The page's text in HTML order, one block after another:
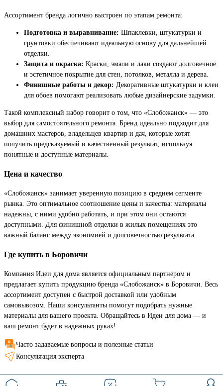
Ассортимент бренда логично выстроен по этапам ремонта:
Подготовка и выравнивание: Шпаклевки, штукатурки и
грунтовки обеспечивают идеальную основу для дальнейшей
отделки.
Защита и окраска: Краски, эмали и лаки создают долговечное
и эстетичное покрытие для стен, потолков, металла и дерева.
Финишные работы и декор: Декоративные штукатурки и клеи
для обоев помогают реализовать любые дизайнерские задумки.
Такой комплексный набор говорит о том, что «Слобожанск» — это
выбор для самостоятельного ремонта. Бренд идеально подходит для
домашних мастеров, владельцев квартир и дач, которые хотят
получить предсказуемый и качественный результат, используя
понятные и доступные материалы.
Цена и качество
«Слобожанск» занимает уверенную позицию в среднем сегменте
рынка. Это оптимальное соотношение цены и качества: материалы
надежны, с ними удобно работать, и при этом они остаются
доступными. Для финишной отделки в жилых помещениях это
важный баланс между экономией и долговечностью результата.
Где купить в Боровичи
Компания Идеи для дома является официальным партнером и
предлагает купить продукцию бренда «Слобожанск» в Боровичи. Весь
ассортимент доступен с быстрой доставкой или удобным
самовывозом. Наши консультанты помогут подобрать нужные
материалы для вашего проекта. Обращайтесь в Идеи для дома — и
ваш ремонт будет в надежных руках!
Часто задаваемые вопросы и полезные статьи
Консультация эксперта